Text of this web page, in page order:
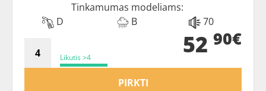
Tinkamumas modeliams:
D
B 70
Likutis >4 52 90€
PIRKTI